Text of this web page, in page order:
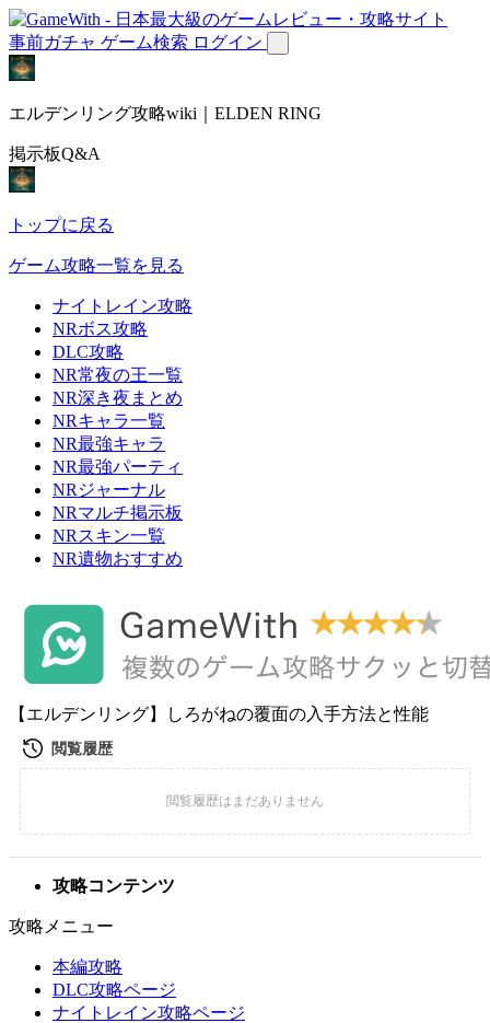
事前ガチャ ゲーム検索 ログイン
エルデンリング攻略wiki｜ELDEN RING
掲示板Q&A
トップに戻る
ゲーム攻略一覧を見る
ナイトレイン攻略
NRボス攻略
DLC攻略
NR常夜の王一覧
NR深き夜まとめ
NRキャラ一覧
NR最強キャラ
NR最強パーティ
NRジャーナル
NRマルチ掲示板
NRスキン一覧
NR遺物おすすめ
【エルデンリング】しろがねの覆面の入手方法と性能
攻略コンテンツ
攻略メニュー
本編攻略
DLC攻略ページ
ナイトレイン攻略ページ